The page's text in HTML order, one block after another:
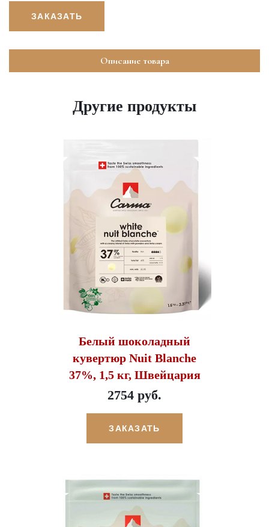
ЗАКАЗАТЬ
Описание товара
Другие продукты
Белый шоколадный
кувертюр Nuit Blanche
37%, 1,5 кг, Швейцария
2754 руб.
ЗАКАЗАТЬ